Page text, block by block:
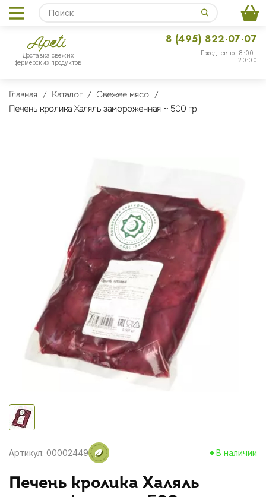
Доставка свежих
фермерских продуктов
Ежедневно: 8:00-
20:00
8 (495) 822-07-07
Главная Каталог
Свежее мясо
Печень кролика Халяль замороженная ~ 500 гр
Артикул: 00002449 В наличии
Печень кролика Халяль